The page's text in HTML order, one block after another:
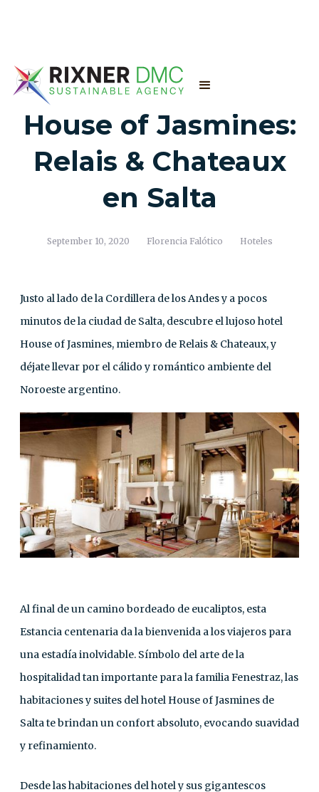
House of Jasmines:
Relais & Chateaux
en Salta
September 10, 2020 Florencia Falótico Hoteles
Justo al lado de la Cordillera de los Andes y a pocos
minutos de la ciudad de Salta, descubre el lujoso hotel
House of Jasmines, miembro de Relais & Chateaux, y
déjate llevar por el cálido y romántico ambiente del
Noroeste argentino.
Al final de un camino bordeado de eucaliptos, esta
Estancia centenaria da la bienvenida a los viajeros para
una estadía inolvidable. Símbolo del arte de la
hospitalidad tan importante para la familia Fenestraz, las
habitaciones y suites del hotel House of Jasmines de
Salta te brindan un confort absoluto, evocando suavidad
y refinamiento.
Desde las habitaciones del hotel y sus gigantescos